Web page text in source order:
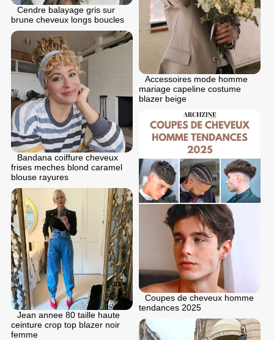
Accessoires mode homme
mariage capeline costume
blazer beige
Cendre balayage gris sur
brune cheveux longs boucles
Bandana coiffure cheveux
frises meches blond caramel
blouse rayures
Coupes de cheveux homme
tendances 2025
Jean annee 80 taille haute
ceinture crop top blazer noir
femme